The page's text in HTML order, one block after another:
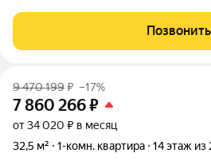
евроремонтом и лоджией, где
свет. Планировка продумана:
Позвонить
9 470 199₽ –17%
7 860 266₽
от 34 020 ₽ в месяц
32,5 м²
1-комн. квартира 14 этаж из